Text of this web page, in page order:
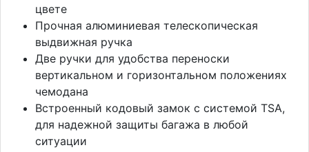
цвете
Прочная алюминиевая телескопическая
выдвижная ручка
Две ручки для удобства переноски
вертикальном и горизонтальном положениях
чемодана
Встроенный кодовый замок с системой TSA,
для надежной защиты багажа в любой
ситуации